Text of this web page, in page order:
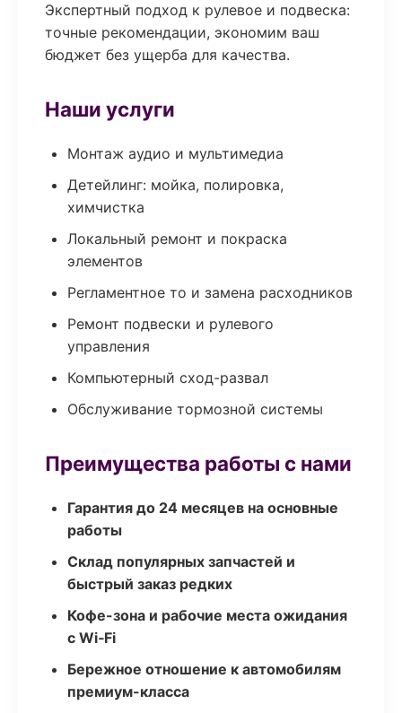
Экспертный подход к рулевое и подвеска:
точные рекомендации, экономим ваш
бюджет без ущерба для качества.
Наши услуги
Монтаж аудио и мультимедиа
Детейлинг: мойка, полировка,
химчистка
Локальный ремонт и покраска
элементов
Регламентное то и замена расходников
Ремонт подвески и рулевого
управления
Компьютерный сход-развал
Обслуживание тормозной системы
Преимущества работы с нами
Гарантия до 24 месяцев на основные
работы
Склад популярных запчастей и
быстрый заказ редких
Кофе-зона и рабочие места ожидания
с Wi‑Fi
Бережное отношение к автомобилям
премиум-класса